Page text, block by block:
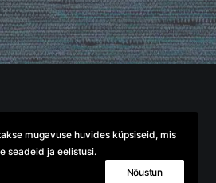
mugavuse huvides küpsiseid, mis
seadeid ja eelistusi.
Nõustun